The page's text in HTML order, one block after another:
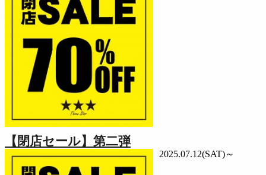
【閉店セール】第二弾
2025.07.12(SAT)～